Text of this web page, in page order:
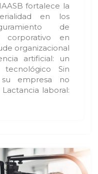
fortalece la
en los
de
corporativo en
organizacional
artificial: un
Sin
empresa no
laboral: